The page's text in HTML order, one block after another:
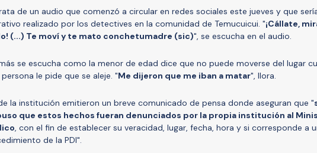
de un audio que comenzó a circular en redes sociales este jueves y que
realizado por los detectives en la comunidad de Temucuicui. "¡Cállate,
(...) Te moví y te mato conchetumadre (sic)", se escucha en el audio.
se escucha como la menor de edad dice que no puede moverse del lugar
le pide que se aleje. "Me dijeron que me iban a matar", llora.
la institución emitieron un breve comunicado de pensa donde aseguran que "
que estos hechos fueran denunciados por la propia institución al
, con el fin de establecer su veracidad, lugar, fecha, hora y si corresponde a
de la PDI".